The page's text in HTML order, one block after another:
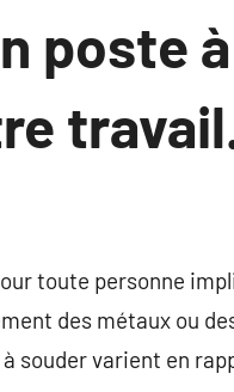
poste
toute personne
des métaux ou
souder varient en